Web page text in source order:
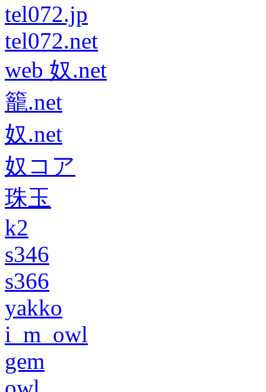
tel072.jp
tel072.net
web 奴.net
籠.net
奴.net
奴コア
珠玉
k2
s346
s366
yakko
i_m_owl
gem